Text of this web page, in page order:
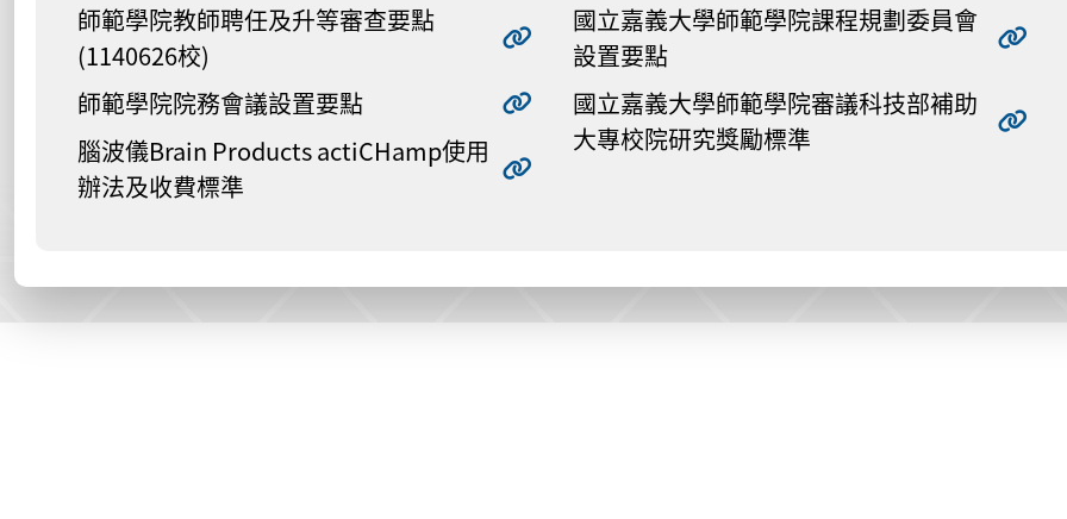
師範學院教師聘任及升等審查要點
(1140626校)
師範學院院務會議設置要點
腦波儀Brain Products actiCHamp使用
辦法及收費標準
國立嘉義大學師範學院課程規劃委員會
設置要點
國立嘉義大學師範學院審議科技部補助
大專校院研究獎勵標準